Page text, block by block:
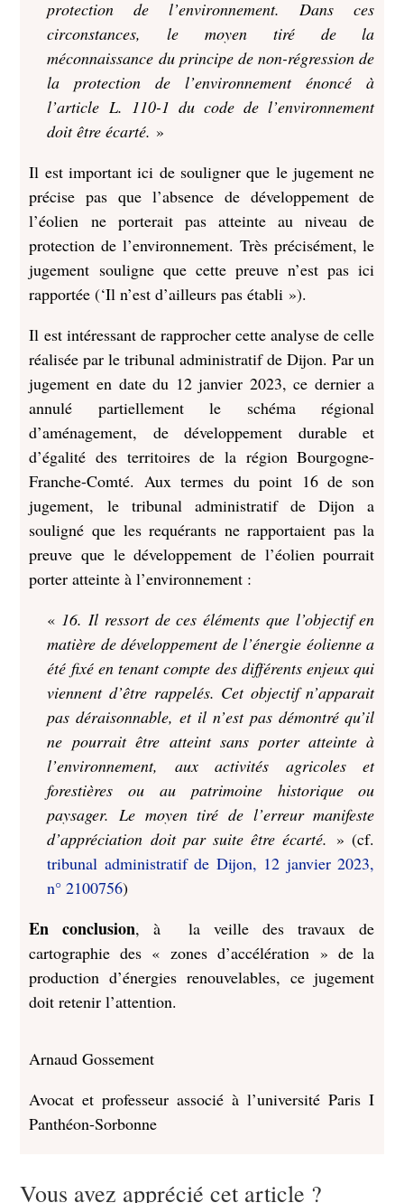
protection de l’environnement. Dans ces
circonstances, le moyen tiré de la
méconnaissance du principe de non-régression de
la protection de l’environnement énoncé à
l’article L. 110-1 du code de l’environnement
doit être écarté. »
Il est important ici de souligner que le jugement ne
précise pas que l’absence de développement de
l’éolien ne porterait pas atteinte au niveau de
protection de l’environnement. Très précisément, le
jugement souligne que cette preuve n’est pas ici
rapportée (‘Il n’est d’ailleurs pas établi »).
Il est intéressant de rapprocher cette analyse de celle
réalisée par le tribunal administratif de Dijon. Par un
jugement en date du 12 janvier 2023, ce dernier a
annulé partiellement le schéma régional
d’aménagement, de développement durable et
d’égalité des territoires de la région Bourgogne-
Franche-Comté. Aux termes du point 16 de son
jugement, le tribunal administratif de Dijon a
souligné que les requérants ne rapportaient pas la
preuve que le développement de l’éolien pourrait
porter atteinte à l’environnement :
« 16. Il ressort de ces éléments que l’objectif en
matière de développement de l’énergie éolienne a
été fixé en tenant compte des différents enjeux qui
viennent d’être rappelés. Cet objectif n’apparait
pas déraisonnable, et il n’est pas démontré qu’il
ne pourrait être atteint sans porter atteinte à
l’environnement, aux activités agricoles et
forestières ou au patrimoine historique ou
paysager. Le moyen tiré de l’erreur manifeste
d’appréciation doit par suite être écarté. » (cf.
tribunal administratif de Dijon, 12 janvier 2023,
n° 2100756)
En conclusion, à la veille des travaux de
cartographie des « zones d’accélération » de la
production d’énergies renouvelables, ce jugement
doit retenir l’attention.
Arnaud Gossement
Avocat et professeur associé à l’université Paris I
Panthéon-Sorbonne
Vous avez apprécié cet article ?